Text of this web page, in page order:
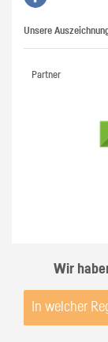
Unsere
Partner
Wir